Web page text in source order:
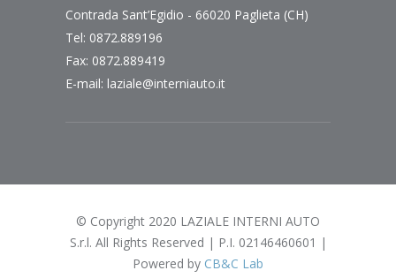
Contrada Sant’Egidio - 66020 Paglieta (CH)
Tel: 0872.889196
Fax: 0872.889419
E-mail: laziale@interniauto.it
© Copyright 2020 LAZIALE INTERNI AUTO
S.r.l. All Rights Reserved | P.I. 02146460601 |
Powered by CB&C Lab